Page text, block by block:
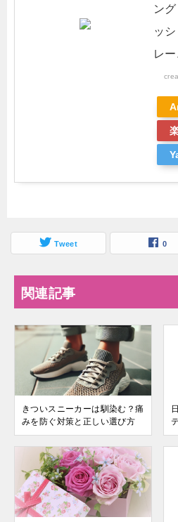
ン
ッ
レ
Tweet 0
関連記事
きついスニーカーは馴染む？痛
みを防ぐ対策と正しい選び方